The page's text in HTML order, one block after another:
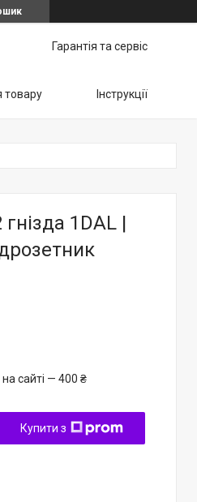
Гарантія та сервіс
товару Інструкції
1DAL |
сайті — 400 ₴
Купити з